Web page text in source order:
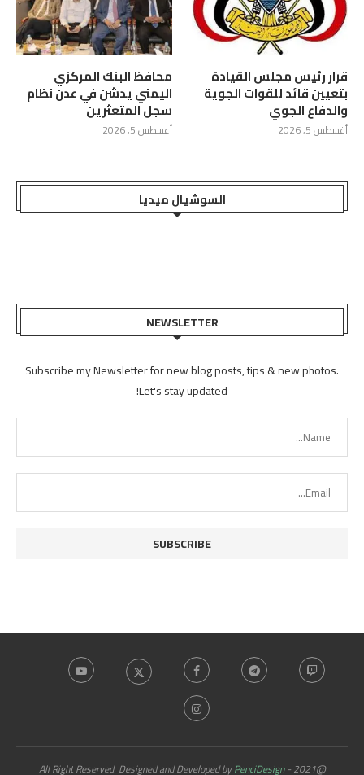
قرار رئيس مجلس القيادة
بتعيين قائد للقوات الجوية
والدفاع الجوي
أغسطس 5, 2026
محافظ البنك المركزي
اليمني يدشن في عدن نظام
سجل المتعثرين
أغسطس 5, 2026
السوشيال ميديا
NEWSLETTER
Subscribe my Newsletter for new blog posts, tips & new photos.
Let's stay updated!
@2021 - All Right Reserved. Designed and Developed by
PenciDesign